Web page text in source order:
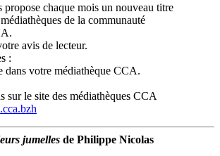
chaque mois un nouveau titre
de la communauté
avis de lecteur.
:
dans votre médiathèque CCA.
sur le site des médiathèques CCA
jumelles de Philippe Nicolas